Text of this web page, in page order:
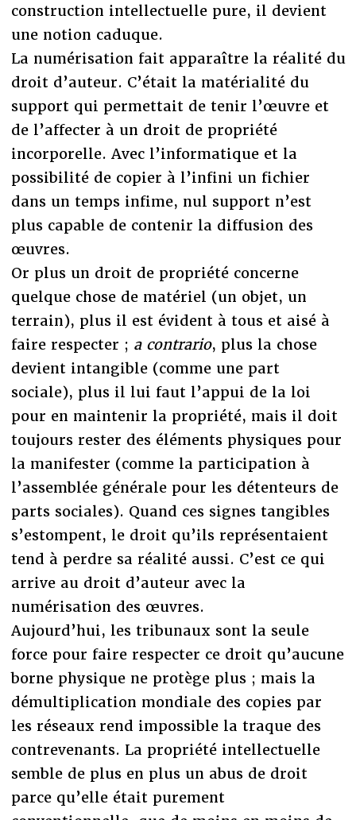
construction intellectuelle pure, il devient
une notion caduque.
La numérisation fait apparaître la réalité du
droit d’auteur. C’était la matérialité du
support qui permettait de tenir l’œuvre et
de l’affecter à un droit de propriété
incorporelle. Avec l’informatique et la
possibilité de copier à l’infini un fichier
dans un temps infime, nul support n’est
plus capable de contenir la diffusion des
œuvres.
Or plus un droit de propriété concerne
quelque chose de matériel (un objet, un
terrain), plus il est évident à tous et aisé à
faire respecter ; a contrario, plus la chose
devient intangible (comme une part
sociale), plus il lui faut l’appui de la loi
pour en maintenir la propriété, mais il doit
toujours rester des éléments physiques pour
la manifester (comme la participation à
l’assemblée générale pour les détenteurs de
parts sociales). Quand ces signes tangibles
s’estompent, le droit qu’ils représentaient
tend à perdre sa réalité aussi. C’est ce qui
arrive au droit d’auteur avec la
numérisation des œuvres.
Aujourd’hui, les tribunaux sont la seule
force pour faire respecter ce droit qu’aucune
borne physique ne protège plus ; mais la
démultiplication mondiale des copies par
les réseaux rend impossible la traque des
contrevenants. La propriété intellectuelle
semble de plus en plus un abus de droit
parce qu’elle était purement